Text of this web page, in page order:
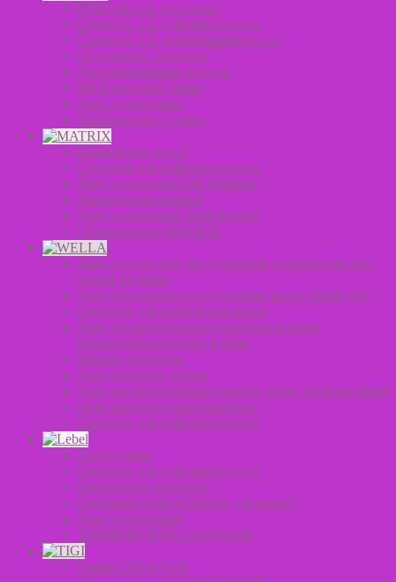
Осветлители для волос
Средства для стайлинга волос
Средства для окрашивания волос
Оксиданты для волос
Долговременная укладка
MEN мужская серия
Уход за волосами
Химические составы
Осветление волос
Средства для стайлинга волос
Уход за волосами Oil Wonders
Химическая завивка
Уход за волосами Total Results
Окрашивание MATRIX
Уход за волосами без сульфатов и парабенов эко-
линия Elements
Уход для вьющихся и кудрявых волос NutriCurls
Средства для осветления волос
Уход для интенсивного восстановления
поврежденных волос Fusion
Краски для волос
Уход для волос Invigo
Уход для интенсивного блеска волос Oil Reflections
Окислители и стабилизаторы
Средства для стайлинга волос
Аксессуары
Средства для стайлинга волос
Оксиданты для волос
Салонная серия (Счастье для волос)
Уход за волосами
ХИМИЧЕСКИЕ СОСТАВЫ
Серия CATWALK